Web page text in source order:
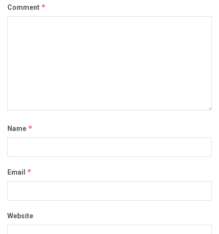
Comment *
Name *
Email *
Website